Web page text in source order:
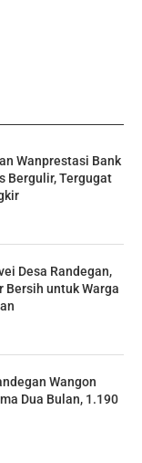
Wanprestasi Bank
Bergulir, Tergugat
Desa Randegan,
Bersih untuk Warga
Wangon
Dua Bulan, 1.190